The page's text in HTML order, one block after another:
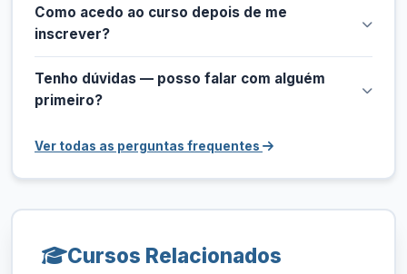
Como acedo ao curso depois de me
inscrever?
Tenho dúvidas — posso falar com alguém
primeiro?
Ver todas as perguntas frequentes
Cursos Relacionados